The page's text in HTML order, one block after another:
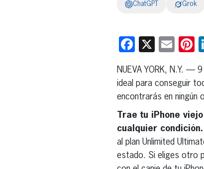
ChatGPT Grok
Facebook
X
NUEVA YORK, N.Y. —
ideal para conseguir
encontrarás en ningún
Trae tu iPhone
cualquier
al plan Unlimited
estado. Si eliges otro